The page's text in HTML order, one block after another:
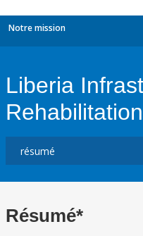
Notre mission
Liberia
Résumé*